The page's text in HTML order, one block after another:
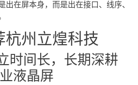
出在屏本身，而是出在接口、线序、
杭州立煌科技
时间长，长期深耕
液晶屏